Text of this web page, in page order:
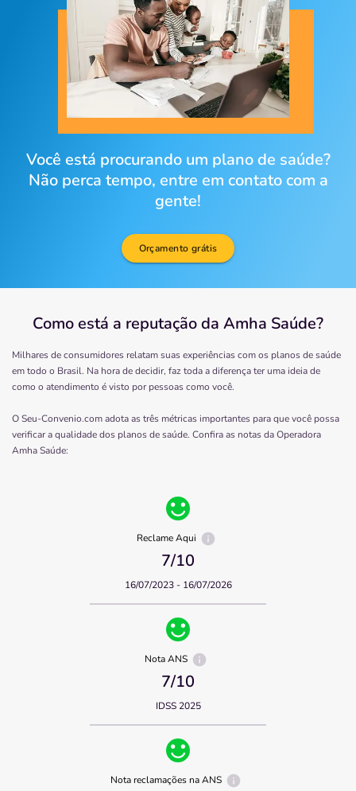
Você está procurando um plano de saúde?
Não perca tempo, entre em contato com a
gente!
Orçamento grátis
Como está a reputação da Amha Saúde?
Milhares de consumidores relatam suas experiências com os planos de saúde
em todo o Brasil. Na hora de decidir, faz toda a diferença ter uma ideia de
como o atendimento é visto por pessoas como você.
O Seu-Convenio.com adota as três métricas importantes para que você possa
verificar a qualidade dos planos de saúde. Confira as notas da Operadora
Amha Saúde:
Reclame Aqui
7/10
16/07/2023 - 16/07/2026
Nota ANS
7/10
IDSS 2025
Nota reclamações na ANS